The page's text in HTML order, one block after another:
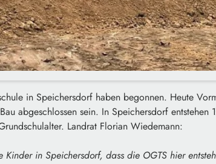
in Speichersdorf haben begonnen. Heute
abgeschlossen sein. In Speichersdorf entstehen
Landrat Florian Wiedemann:
Kinder in Speichersdorf, dass die OGTS hier